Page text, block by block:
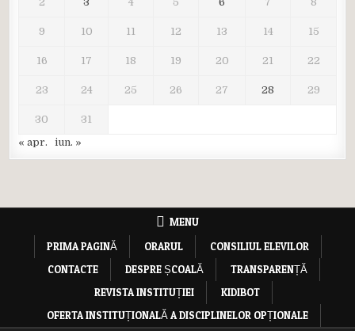
9 10 11 12 13 14 15
16 17 18 19 20 21 22
23 24 25 26 27 28 29
30
31
« apr.
iun. »
MENU
PRIMA PAGINĂ
ORARUL
CONSILIUL ELEVILOR
CONTACTE
DESPRE ȘCOALĂ
TRANSPARENȚĂ
REVISTA INSTITUȚIEI
KIDIBOT
OFERTA INSTITUȚIONALĂ A DISCIPLINELOR OPȚIONALE